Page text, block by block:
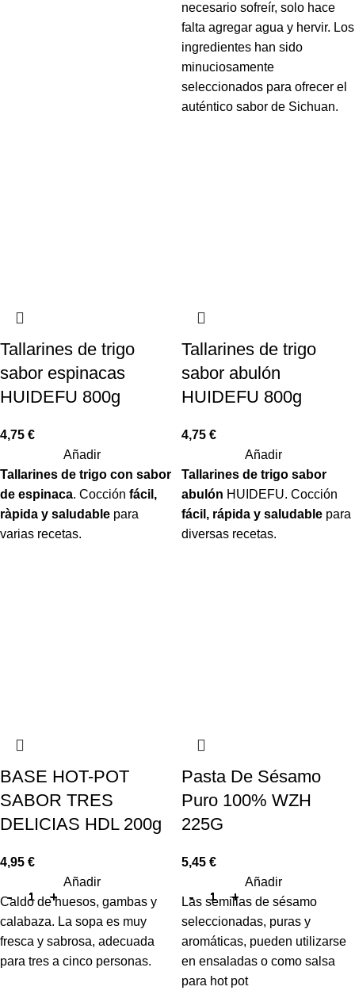
necesario sofreír, solo hace
falta agregar agua y hervir. Los
ingredientes han sido
minuciosamente
seleccionados para ofrecer el
auténtico sabor de Sichuan.
Tallarines de trigo
sabor espinacas
HUIDEFU 800g
4,75 €
Añadir
Tallarines de trigo con sabor
de espinaca. Cocción fácil,
ràpida y saludable para
varias recetas.
Tallarines de trigo
sabor abulón
HUIDEFU 800g
4,75 €
Añadir
Tallarines de trigo sabor
abulón HUIDEFU. Cocción
fácil, rápida y saludable para
diversas recetas.
BASE HOT-POT
SABOR TRES
DELICIAS HDL 200g
4,95 €
Añadir
Caldo de huesos, gambas y
calabaza. La sopa es muy
fresca y sabrosa, adecuada
para tres a cinco personas.
Pasta De Sésamo
Puro 100% WZH
225G
5,45 €
Añadir
Las semillas de sésamo
seleccionadas, puras y
aromáticas, pueden utilizarse
en ensaladas o como salsa
para hot pot